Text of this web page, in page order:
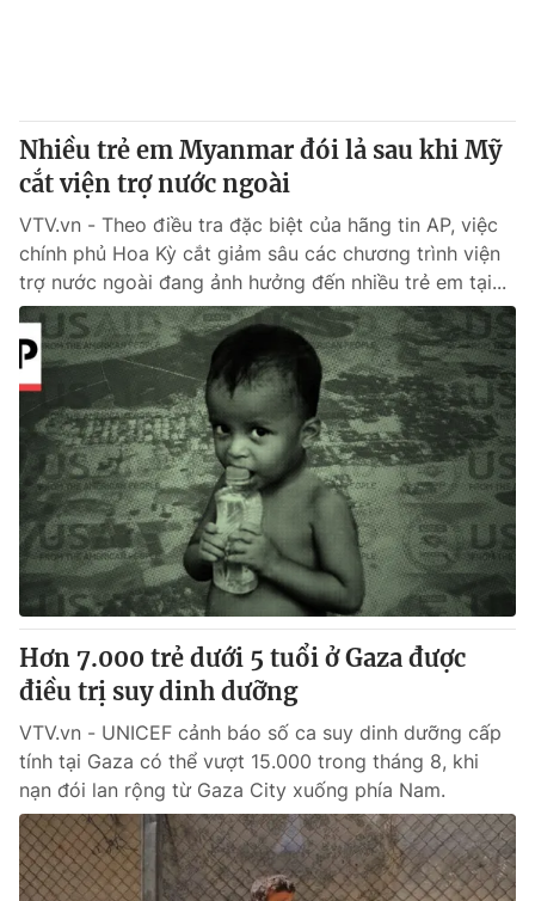
Chuyên mục khác
Emagazine Podcast
Photo Infographic
Video Shorts video
VTV Money VTV Thể thao
VTV Sức khoẻ Bất động sản
Thị trường 24h Tấm lòng Việt
VTV4 Vươn mình bằng AI
VTV9 VTV8
Liên hệ tòa soạn English
THỜI BÁO VTV
Nhiều trẻ em Myanmar đói lả sau khi Mỹ
cắt viện trợ nước ngoài
VTV.vn - Theo điều tra đặc biệt của hãng tin AP, việc
chính phủ Hoa Kỳ cắt giảm sâu các chương trình viện
trợ nước ngoài đang ảnh hưởng đến nhiều trẻ em tại...
Hơn 7.000 trẻ dưới 5 tuổi ở Gaza được
điều trị suy dinh dưỡng
VTV.vn - UNICEF cảnh báo số ca suy dinh dưỡng cấp
tính tại Gaza có thể vượt 15.000 trong tháng 8, khi
nạn đói lan rộng từ Gaza City xuống phía Nam.